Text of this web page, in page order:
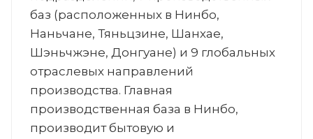
баз (расположенных в Нинбо,
Наньчане, Тяньцзине, Шанхае,
Шэньчжэне, Донгуане) и 9 глобальных
отраслевых направлений
производства. Главная
производственная база в Нинбо,
производит бытовую и